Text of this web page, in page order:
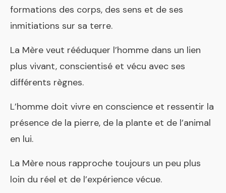
formations des corps, des sens et de ses
inmitiations sur sa terre.
La Mère veut rééduquer l’homme dans un lien
plus vivant, conscientisé et vécu avec ses
différents règnes.
L’homme doit vivre en conscience et ressentir la
présence de la pierre, de la plante et de l’animal
en lui.
La Mère nous rapproche toujours un peu plus
loin du réel et de l’expérience vécue.